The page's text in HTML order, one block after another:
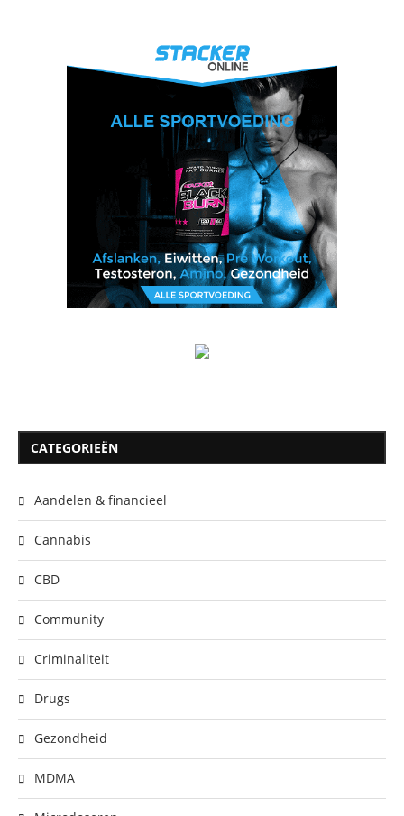
CATEGORIEËN
Aandelen & financieel
Cannabis
CBD
Community
Criminaliteit
Drugs
Gezondheid
MDMA